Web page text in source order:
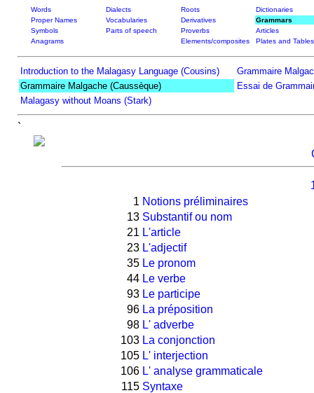
Words Dialects Roots
Dictionaries
Proper Names
Vocabularies Derivatives
Grammars
Symbols
Parts of speech Proverbs
Articles
Anagrams
Elements/composites Plates and Tables
Introduction to the Malagasy Language (Cousins)
Grammaire
Grammaire Malgache (Caussèque)
Essai de
Malagasy without Moans (Stark)
`
1 Notions préliminaires
13 Substantif ou nom
21 L'article
23 L'adjectif
35 Le pronom
44 Le verbe
93 Le participe
96 La préposition
98 L' adverbe
103 La conjonction
105 L' interjection
106 L' analyse grammaticale
115 Syntaxe